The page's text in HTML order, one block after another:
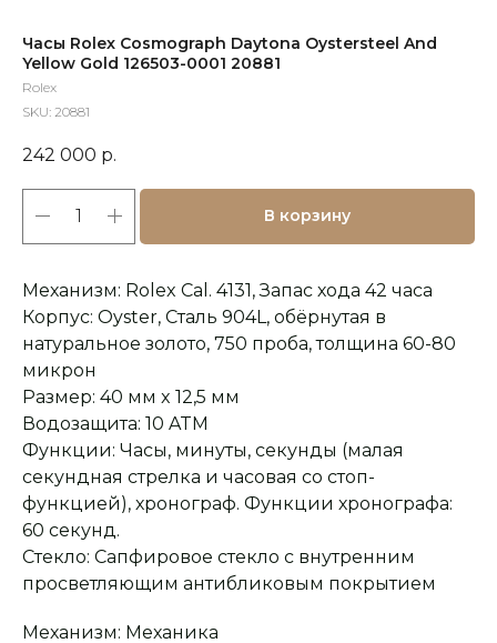
Часы Rolex Cosmograph Daytona Oystersteel And
Yellow Gold 126503-0001 20881
Rolex
SKU: 20881
242 000 р.
В корзину
Механизм: Rolex Cal. 4131, Запас хода 42 часа
Корпус: Oyster, Сталь 904L, обёрнутая в
натуральное золото, 750 проба, толщина 60-80
микрон
Размер: 40 мм x 12,5 мм
Водозащита: 10 ATM
Функции: Часы, минуты, секунды (малая
секундная стрелка и часовая со стоп-
функцией), хронограф. Функции хронографа:
60 секунд.
Стекло: Сапфировое стекло с внутренним
просветляющим антибликовым покрытием
Механизм: Механика
Оплата при получении
Заказ опласивается
после примерки и
Подробная
консультация
и поможем с выбором
распространяется Реплики только